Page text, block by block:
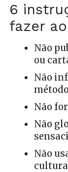
6
fazer
Não
ou
Não
Não
Não
Não